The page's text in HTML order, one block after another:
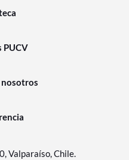
PUCV
nosotros
Valparaíso, Chile.